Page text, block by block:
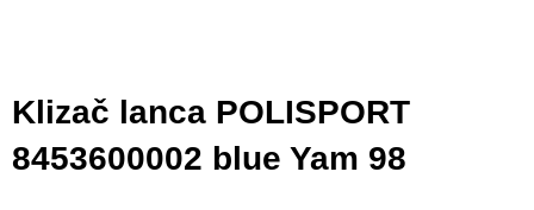
Klizač lanca POLISPORT
8453600002 blue Yam 98